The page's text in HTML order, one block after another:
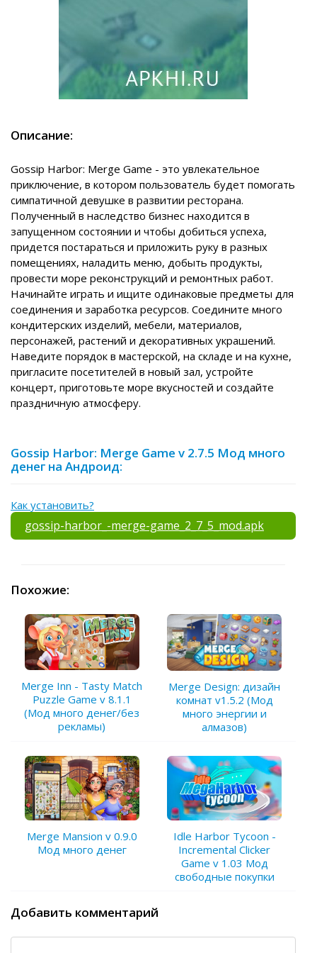
Описание:
Gossip Harbor: Merge Game - это увлекательное
приключение, в котором пользователь будет помогать
симпатичной девушке в развитии ресторана.
Полученный в наследство бизнес находится в
запущенном состоянии и чтобы добиться успеха,
придется постараться и приложить руку в разных
помещениях, наладить меню, добыть продукты,
провести море реконструкций и ремонтных работ.
Начинайте играть и ищите одинаковые предметы для
соединения и заработка ресурсов. Соедините много
кондитерских изделий, мебели, материалов,
персонажей, растений и декоративных украшений.
Наведите порядок в мастерской, на складе и на кухне,
пригласите посетителей в новый зал, устройте
концерт, приготовьте море вкусностей и создайте
праздничную атмосферу.
Gossip Harbor: Merge Game v 2.7.5 Мод много
денег на Андроид:
Как установить?
gossip-harbor_-merge-game_2_7_5_mod.apk
Похожие:
Merge Inn - Tasty Match
Puzzle Game v 8.1.1
(Мод много денег/без
рекламы)
Merge Design: дизайн
комнат v1.5.2 (Мод
много энергии и
алмазов)
Merge Mansion v 0.9.0
Мод много денег
Idle Harbor Tycoon -
Incremental Clicker
Game v 1.03 Мод
свободные покупки
Добавить комментарий